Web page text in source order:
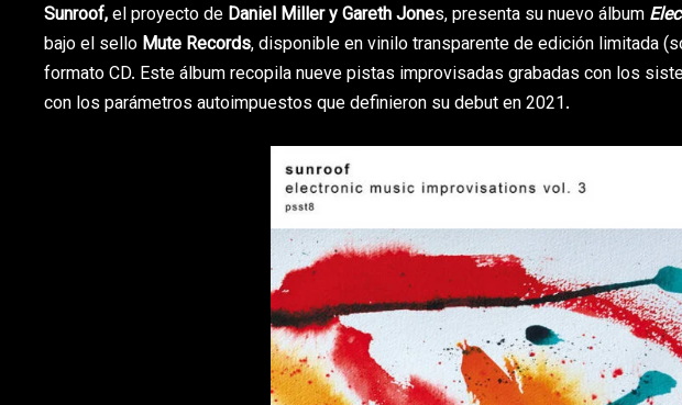
Sunroof,el proyecto de Daniel Miller y Gareth Jones, presenta su nuevo álbum
bajo el sello Mute Records, disponible en vinilo transparente de edición limitada
formato CD. Este álbum recopila nueve pistas improvisadas grabadas con los
con los parámetros autoimpuestos que definieron su debut en 2021.